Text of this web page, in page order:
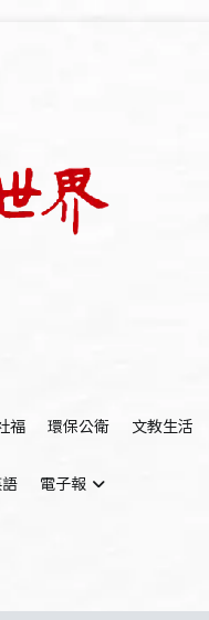
福 環保公衛 文教生活
電子報